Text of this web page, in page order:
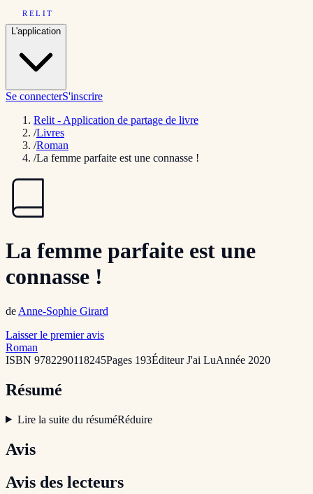
RELIT
L'application
Se connecterS'inscrire
Relit - Application de partage de livre
/Livres
/Roman
/La femme parfaite est une connasse !
La femme parfaite est une
connasse !
de Anne-Sophie Girard
Laisser le premier avis
Roman
ISBN 9782290118245Pages 193ÉditeurJ'ai LuAnnée 2020
Résumé
Lire la suite du résuméRéduire
Avis
Avis des lecteurs